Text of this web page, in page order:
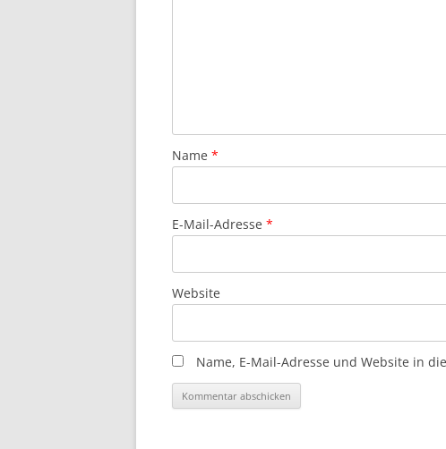
Name *
E-Mail-Adresse *
Website
Name, E-Mail-Adresse und Website in